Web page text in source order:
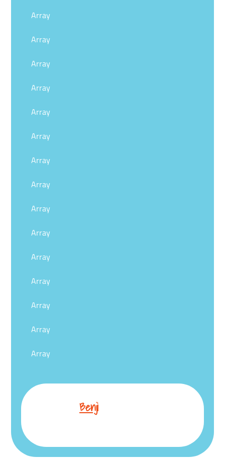
Array
Array
Array
Array
Array
Array
Array
Array
Array
Array
Array
Array
Array
Array
Array
Benji